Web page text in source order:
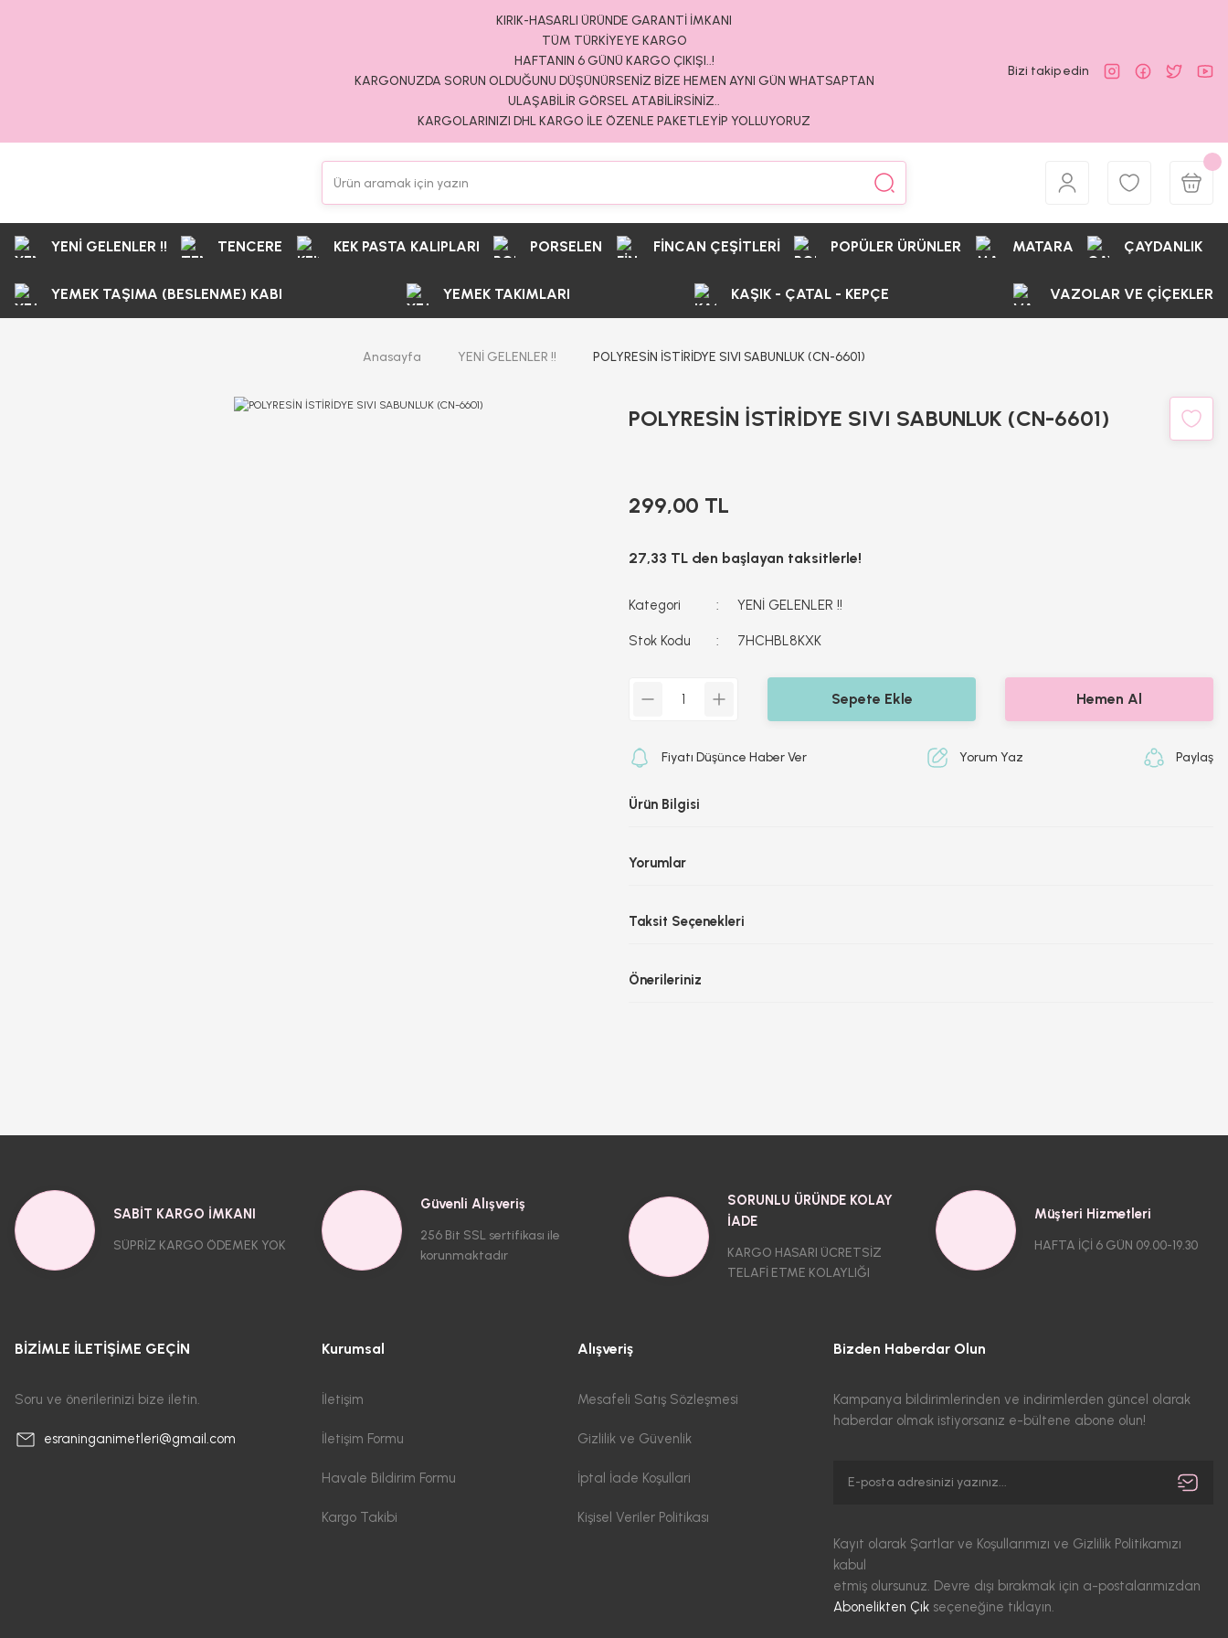
KIRIK-HASARLI ÜRÜNDE GARANTİ İMKANI
TÜM TÜRKİYEYE KARGO
HAFTANIN 6 GÜNÜ KARGO ÇIKIŞI..!
KARGONUZDA SORUN OLDUĞUNU DÜŞÜNÜRSENİZ BİZE HEMEN AYNI GÜN WHATSAPTAN
ULAŞABİLİR GÖRSEL ATABİLİRSİNİZ..
KARGOLARINIZI DHL KARGO İLE ÖZENLE PAKETLEYİP YOLLUYORUZ
Bizi takip edin
YENİ GELENLER !! TENCERE KEK PASTA KALIPLARI PORSELEN FİNCAN ÇEŞİTLERİ POPÜLER ÜRÜNLER MATARA ÇAYDANLIK
YEMEK TAŞIMA (BESLENME) KABI YEMEK TAKIMLARI KAŞIK - ÇATAL - KEPÇE VAZOLAR VE ÇİÇEKLER
Anasayfa YENİ GELENLER !! POLYRESİN İSTİRİDYE SIVI SABUNLUK (CN-6601)
POLYRESİN İSTİRİDYE SIVI SABUNLUK (CN-6601)
299,00 TL
27,33 TL den başlayan taksitlerle!
Kategori YENİ GELENLER !!
Stok Kodu 7HCHBL8KXK
Sepete Ekle Hemen Al
Fiyatı Düşünce Haber Ver Yorum Yaz Paylaş
Ürün Bilgisi
Yorumlar
Taksit Seçenekleri
Önerileriniz
SABİT KARGO İMKANI
SÜPRİZ KARGO ÖDEMEK YOK
Güvenli Alışveriş
256 Bit SSL sertifikası ile
korunmaktadır
SORUNLU ÜRÜNDE KOLAY
İADE
KARGO HASARI ÜCRETSİZ
TELAFİ ETME KOLAYLIĞI
Müşteri Hizmetleri
HAFTA İÇİ 6 GÜN 09.00-19.30
BİZİMLE İLETİŞİME GEÇİN
Soru ve önerilerinizi bize iletin.
esraninganimetleri@gmail.com
Kurumsal
İletişim
İletişim Formu
Havale Bildirim Formu
Kargo Takibi
Alışveriş
Mesafeli Satış Sözleşmesi
Gizlilik ve Güvenlik
İptal İade Koşullari
Kişisel Veriler Politikası
Bizden Haberdar Olun
Kampanya bildirimlerinden ve indirimlerden güncel olarak
haberdar olmak istiyorsanız e-bültene abone olun!
Kayıt olarak Şartlar ve Koşullarımızı ve Gizlilik Politikamızı
kabul
etmiş olursunuz. Devre dışı bırakmak için a-postalarımızdan
Abonelikten Çık seçeneğine tıklayın.